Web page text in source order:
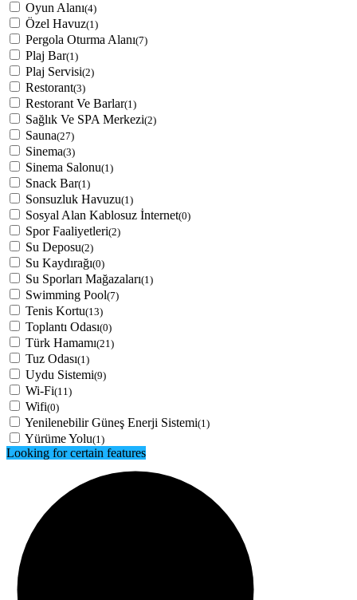
Oyun Alanı(4)
Özel Havuz(1)
Pergola Oturma Alanı(7)
Plaj Bar(1)
Plaj Servisi(2)
Restorant(3)
Restorant Ve Barlar(1)
Sağlık Ve SPA Merkezi(2)
Sauna(27)
Sinema(3)
Sinema Salonu(1)
Snack Bar(1)
Sonsuzluk Havuzu(1)
Sosyal Alan Kablosuz İnternet(0)
Spor Faaliyetleri(2)
Su Deposu(2)
Su Kaydırağı(0)
Su Sporları Mağazaları(1)
Swimming Pool(7)
Tenis Kortu(13)
Toplantı Odası(0)
Türk Hamamı(21)
Tuz Odası(1)
Uydu Sistemi(9)
Wi-Fi(11)
Wifi(0)
Yenilenebilir Güneş Enerji Sistemi(1)
Yürüme Yolu(1)
Looking for certain features